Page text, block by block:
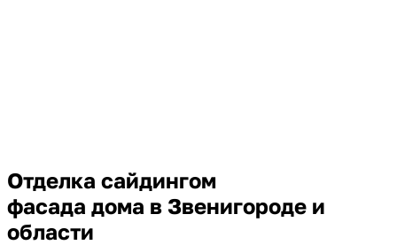
Отделка сайдингом
фасада дома в Звенигороде и
области